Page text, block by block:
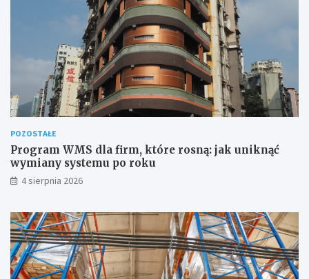
POZOSTAŁE
Program WMS dla firm, które rosną: jak uniknąć
wymiany systemu po roku
4 sierpnia 2026